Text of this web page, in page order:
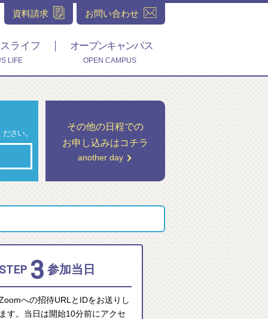
資料請求 お問い合わせ
ライフ
LIFE
オープンキャンパス
OPEN CAMPUS
さい。
その他の日程での
お申し込みはコチラ
another day
3 参加当日
への招待URLとIDをお送りし
す。当日は開始10分前にアクセ